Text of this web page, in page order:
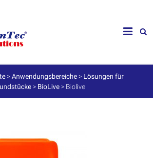
>Anwendungsbereiche > Lösungen für
> BioLive > Biolive